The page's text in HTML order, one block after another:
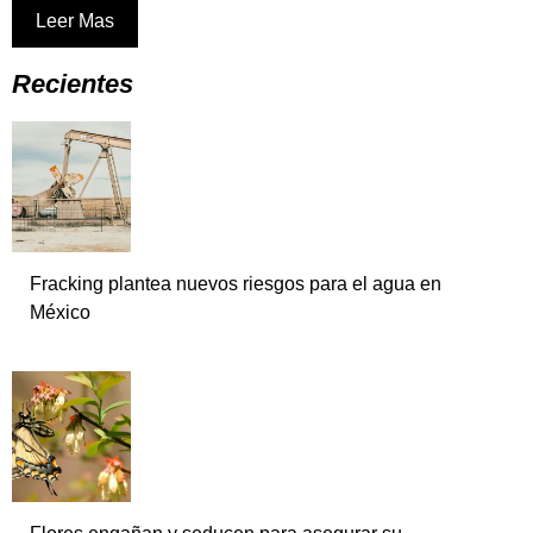
Leer Mas
Recientes
Fracking plantea nuevos riesgos para el agua en
México